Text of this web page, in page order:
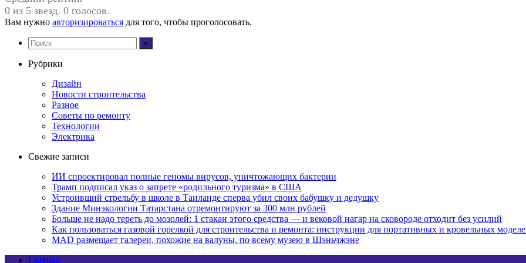
0 из 5 звезд. 0 голосов.
Вам нужно авторизироваться для того, чтобы проголосовать.
Рубрики
Дизайн
Новости строительства
Разное
Советы по ремонту
Технологии
Электрика
Свежие записи
ИИ спроектировал полные геномы вирусов, уничтожающих бактерии
Трамп подписал указ о запрете «родильного туризма» в США
Устроивший стрельбу в школе в Таиланде сперва убил своих бабушку и дедушку
Здание Минэкологии Татарстана отремонтируют за 300 млн рублей
Больше не надо тереть до мозолей: 1 стакан этого средства — и вековой нагар на сковороде отходит без усилий
Как пользоваться газовой горелкой для строительства и ремонта: инструкции для портативных и кровельных
MAD размещает галереи, похожие на валуны, по всему музею в Шэньчжэне
Главная